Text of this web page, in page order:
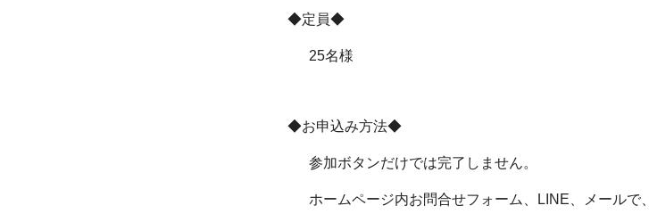
◆定員◆
25名様
◆お申込み方法◆
参加ボタンだけでは完了しません。
ホームページ内お問合せフォーム、LINE、メールで、